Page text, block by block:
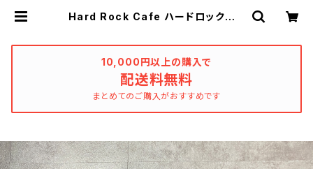
Hard Rock Cafe ハードロックカフ
thing_katharsis
10,000円以上の購入で
配送料無料
まとめてのご購入がおすすめです